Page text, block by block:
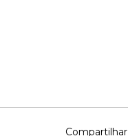
Compartilhar